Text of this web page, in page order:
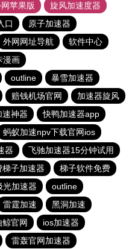
苹果版
旋风加速度器
口
原子加速器
外网网址导航
软件中心
漫画
outline
暴雪加速器
赔钱机场官网
加速器旋风
速神器
快鸭加速器app
蚂蚁加速npv下载官网ios
器
飞驰加速器15分钟试用
梯子加速器
梯子软件免费
光加速器
outline
雷霆加速
黑洞加速
鲸官网
ios加速器
雷轰官网加速器